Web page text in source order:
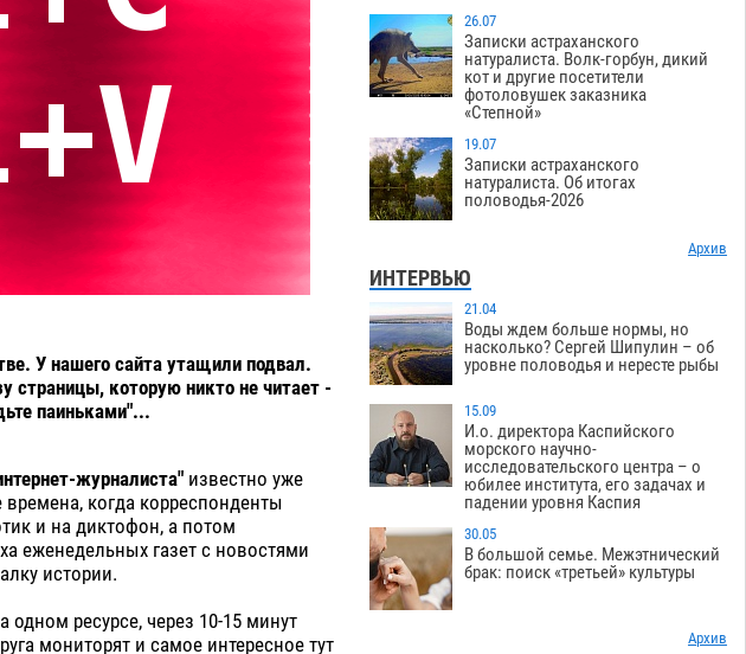
У нашего сайта утащили подвал.
страницы, которую никто не читает -
паиньками"...
журналиста"известно уже
когда корреспонденты
и на диктофон, а потом
еженедельных газет с новостями
истории.
ресурсе, через 10-15 минут
мониторят и самое интересное тут
26.07
Записки астраханского
натуралиста. Волк-горбун, дикий
кот и другие посетители
фотоловушек заказника
«Степной»
19.07
Записки астраханского
натуралиста. Об итогах
половодья-2026
Архив
ИНТЕРВЬЮ
21.04
Воды ждем больше нормы, но
насколько? Сергей Шипулин – об
уровне половодья и нересте рыбы
15.09
И.о. директора Каспийского
морского научно-
исследовательского центра – о
юбилее института, его задачах и
падении уровня Каспия
30.05
В большой семье. Межэтнический
брак: поиск «третьей» культуры
Архив